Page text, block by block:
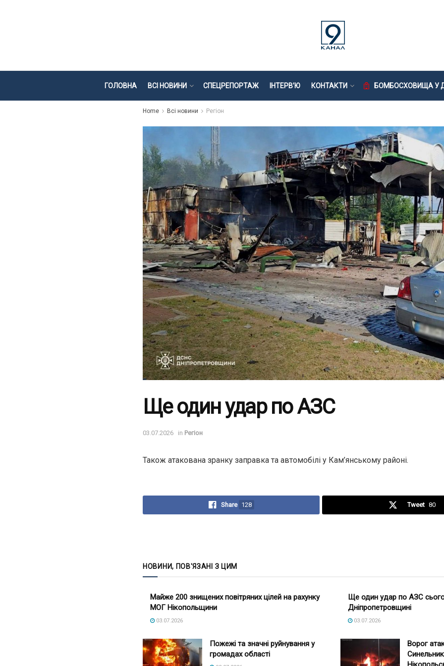
ГОЛОВНА ВСІ НОВИНИ СПЕЦРЕПОРТАЖ ІНТЕРВ’Ю КОНТАКТИ БОМБОСХОВИЩА У
Home Всі новини Регіон
Ще один удар по АЗС
03.07.2026 in Регіон
Також атакована зранку заправка та автомобілі у Кам’янському районі.
Share 128 Tweet 80
НОВИНИ, ПОВ'ЯЗАНІ З ЦИМ
Майже 200 знищених повітряних цілей на рахунку
МОГ Нікопольщини
03.07.2026
Ще один удар по АЗС
Дніпропетровщині
03.07.2026
Пожежі та значні руйнування у
громадах області
Ворог